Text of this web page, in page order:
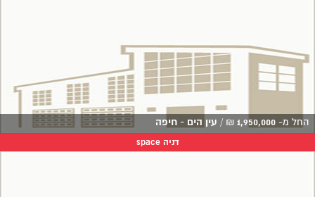
החל מ- 1,950,000
₪
/ עין הים - חיפה
דניה space